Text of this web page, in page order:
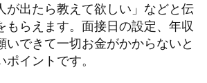
出たら教えて欲しい」などと伝
もらえます。面接日の設定、年収
いできて一切お金がかからないと
イントです。